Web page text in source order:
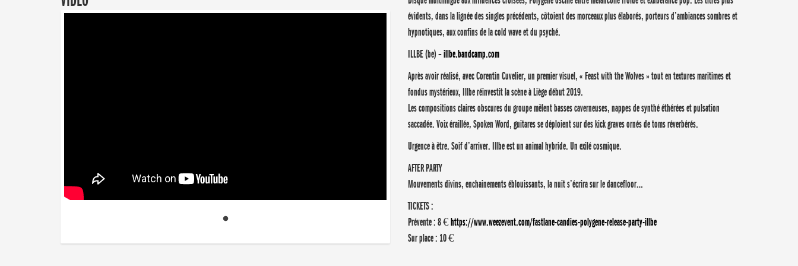
évidents, dans la lignée des singles précédents, côtoient des morceaux plus élaborés, porteurs d’ambiances sombres et
hypnotiques, aux confins de la cold wave et du psyché.
ILLBE (be) –illbe.bandcamp.com
Après avoir réalisé, avec Corentin Cuvelier, un premier visuel, « Feast with the Wolves » tout en textures maritimes et
fondus mystérieux, Illbe réinvestit la scène à Liège début 2019.
Les compositions claires obscures du groupe mêlent basses caverneuses, nappes de synthé éthérées et pulsation
saccadée. Voix éraillée, Spoken Word, guitares se déploient sur des kick graves ornés de toms réverbérés.
Urgence à être. Soif d’arriver. Illbe est un animal hybride. Un exilé cosmique.
AFTER PARTY
Mouvements divins, enchainements éblouissants, la nuit s’écrira sur le dancefloor…
TICKETS :
Prévente : 8 €https://www.weezevent.com/fastlane-candies-polygene-release-party-illbe
Sur place : 10 €